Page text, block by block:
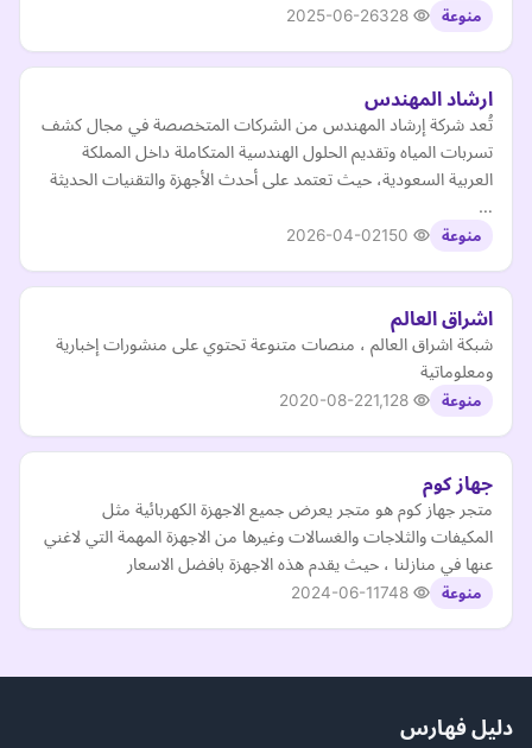
منوعة 2025-06-26
ارشاد المهندس
تُعد شركة إرشاد المهندس من الشركات المتخصصة في مجال كشف
تسربات المياه وتقديم الحلول الهندسية المتكاملة داخل المملكة
العربية السعودية، حيث تعتمد على أحدث الأجهزة والتقنيات الحديثة
…
منوعة 2026-04-02
اشراق العالم
شبكة اشراق العالم ، منصات متنوعة تحتوي على منشورات إخبارية
ومعلوماتية
منوعة 2020-08-22
جهاز كوم
متجر جهاز كوم هو متجر يعرض جميع الاجهزة الكهربائية مثل
المكيفات والثلاجات والغسالات وغيرها من الاجهزة المهمة التي لاغني
عنها في منازلنا ، حيث يقدم هذه الاجهزة بافضل الاسعار
منوعة 2024-06-11
دليل فهارس